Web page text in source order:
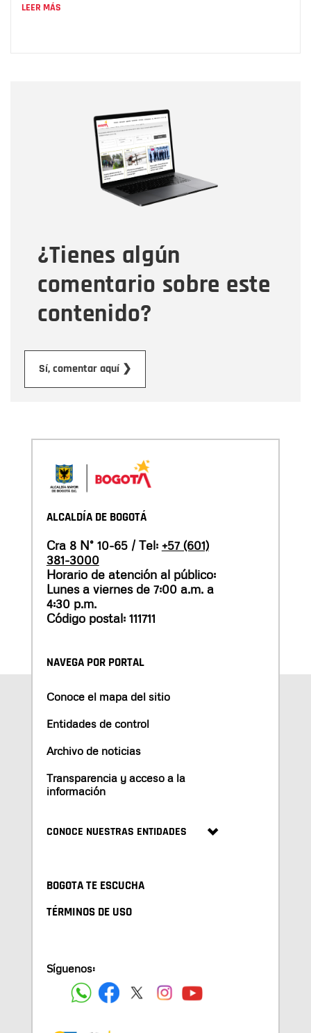
LEER MÁS
¿Tienes algún
comentario sobre este
contenido?
Sí, comentar aquí ❯
Correo electrónico
Tipo de comentario
Mensaje
ALCALDÍA DE BOGOTÁ
Cra 8 N° 10-65 / Tel: +57 (601)
381-3000
Horario de atención al público:
Lunes a viernes de 7:00 a.m. a
4:30 p.m.
Código postal: 111711
NAVEGA POR PORTAL
Conoce el mapa del sitio
Entidades de control
Archivo de noticias
Transparencia y acceso a la
información
CONOCE NUESTRAS ENTIDADES
BOGOTA TE ESCUCHA
TÉRMINOS DE USO
Síguenos: